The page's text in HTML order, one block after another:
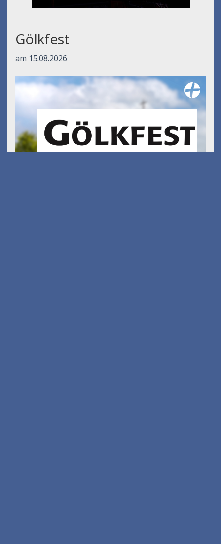
Gölkfest
am 15.08.2026